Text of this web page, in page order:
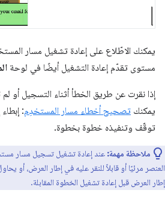
يمكنك الاطّلاع على إعادة تشغيل مسار
مستوى تقدّم إعادة التشغيل أيضًا في لوحة
إذا نقرت عن طريق الخطأ أثناء التسجيل أو
يمكنك تصحيح أخطاء مسار المستخدِم:
توقّف وتنفيذه خطوة بخطوة.
ملاحظة مهمة: عند إعادة تشغيل تسجيل مسار
العنصر مرئيًا أو قابلاً للنقر عليه في إطار العرض، أو
إطار العرض قبل إعادة تشغيل الخطوة المقابلة.